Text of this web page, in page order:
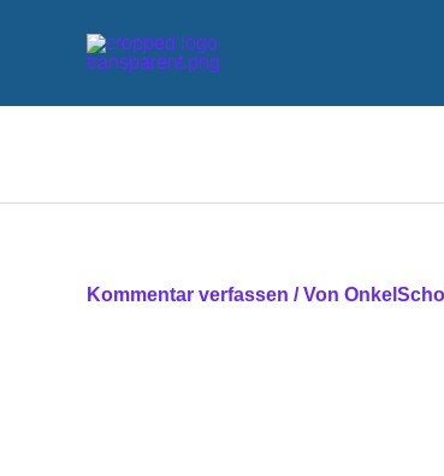
Kommentar verfassen / Von